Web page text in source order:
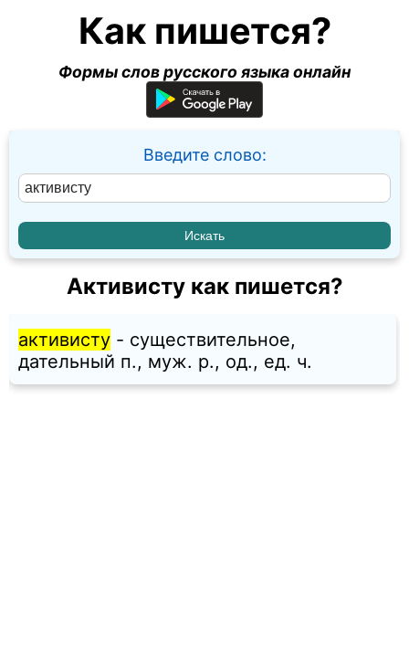
Как пишется?
Формы слов русского языка онлайн
Введите слово:
Активисту как пишется?
активисту - существительное,
дательный п., муж. p., од., ед. ч.